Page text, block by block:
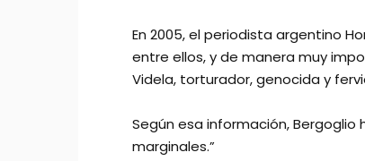
En 2005, el periodista argentino
entre ellos, y de manera muy
Videla, torturador, genocida y
Según esa información,
marginales.”